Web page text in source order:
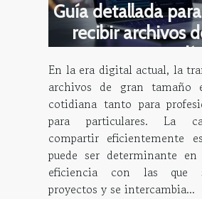
Guía detallada
recibir archivos
tamaño en
En la era digital actual, la
archivos de gran tamaño
cotidiana tanto para
para particulares. La
compartir eficientemente
puede ser determinante
eficiencia con las que
proyectos y se intercambia...